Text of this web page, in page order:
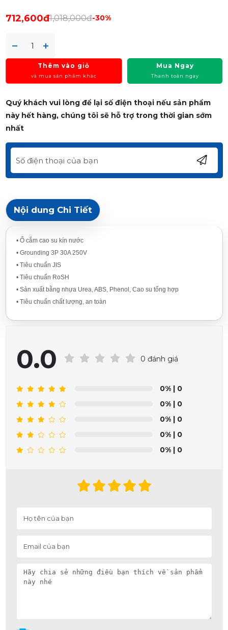
712,600đ1,018,000đ-30%
Thêm vào giỏ
và mua sản phẩm khác
Mua Ngay
Thanh toán ngay
Quý khách vui lòng để lại số điện thoại nếu sản phẩm
này hết hàng, chúng tôi sẽ hỗ trợ trong thời gian sớm
nhất
Nội dung Chi Tiết
• Ổ cắm cao su kín nước
• Grounding 3P 30A 250V
• Tiêu chuẩn JIS
• Tiêu chuẩn RoSH
• Sản xuất bằng nhựa Urea, ABS, Phenol, Cao su tổng hợp
• Tiêu chuẩn chất lượng, an toàn
0.0 0 đánh giá
0% | 0
0% | 0
0% | 0
0% | 0
0% | 0